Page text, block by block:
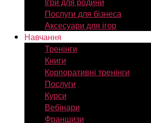
Послуги для бізнеса
Аксесуари для ігор
Навчання
Тренінги
Книги
Корпоративні тренінги
Послуги
Курси
Вебінари
Франшизи